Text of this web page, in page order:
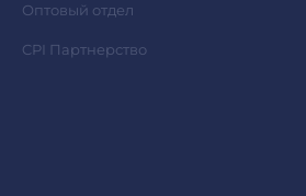
Оптовый отдел
CPI Партнерство